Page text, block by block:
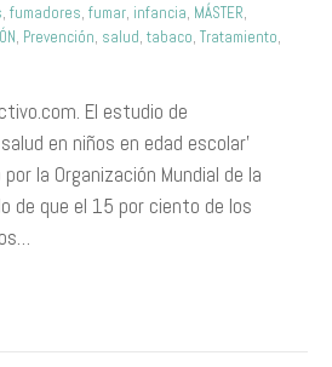
, fumadores, fumar, infancia, MÁSTER,
, Prevención, salud, tabaco, Tratamiento,
El estudio de
en niños en edad escolar’
por la Organización Mundial de la
de que el 15 por ciento de los